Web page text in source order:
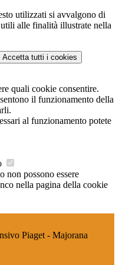
utilizzati si avvalgono di
alle finalità illustrate nella
Accetta tutti i cookies
quali cookie consentire.
il funzionamento della
al funzionamento potete
non possono essere
nella pagina della cookie
Piaget - Majorana